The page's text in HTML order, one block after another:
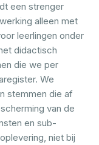
een strenger
alleen met
leerlingen onder
didactisch
die we per
We
stemmen die af
van de
en sub-
niet bij